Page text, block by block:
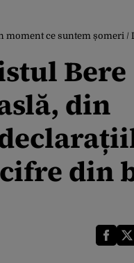
șomeri / Despre
Bere
din
din